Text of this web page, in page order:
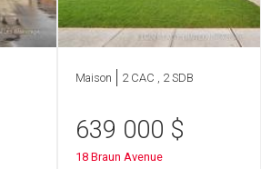
Maison 2 CAC , 2 SDB
639 000 $
18 Braun Avenue